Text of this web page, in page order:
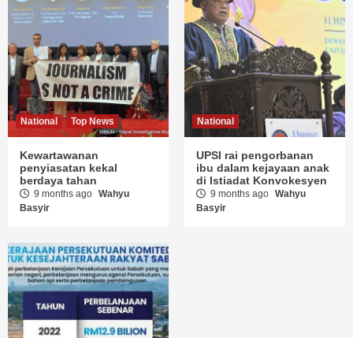
National Top News
Kewartawanan
penyiasatan kekal
berdaya tahan
9 months ago Wahyu
Basyir
National
UPSI rai pengorbanan
ibu dalam kejayaan anak
di Istiadat Konvokesyen
9 months ago Wahyu
Basyir